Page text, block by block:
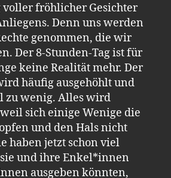
voller fröhlicher Gesichter
Denn uns werden
genommen, die wir
Der 8-Stunden-Tag ist für
keine Realität mehr. Der
häufig ausgehöhlt und
zu wenig. Alles wird
sich einige Wenige die
und den Hals nicht
haben jetzt schon viel
und ihre Enkel*innen
ausgeben könnten,